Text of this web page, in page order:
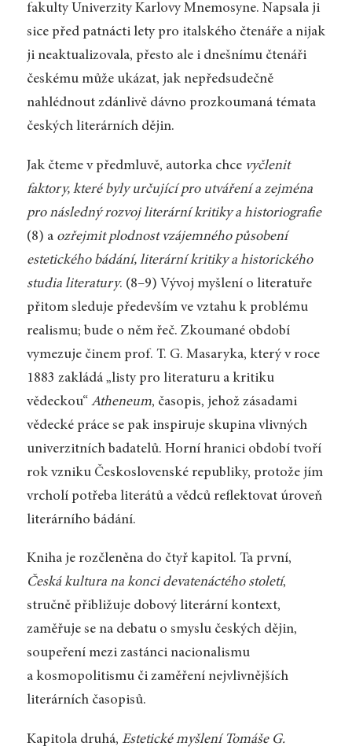
fakulty Univerzity Karlovy Mnemosyne. Napsala ji
sice před patnácti lety pro italského čtenáře a nijak
ji neaktualizovala, přesto ale i dnešnímu čtenáři
českému může ukázat, jak nepředsudečně
nahlédnout zdánlivě dávno prozkoumaná témata
českých literárních dějin.
Jak čteme v předmluvě, autorka chce vyčlenit
faktory, které byly určující pro utváření a zejména
pro následný rozvoj literární kritiky a historiografie
(8) a ozřejmit plodnost vzájemného působení
estetického bádání, literární kritiky a historického
studia literatury. (8–9) Vývoj myšlení o literatuře
přitom sleduje především ve vztahu k problému
realismu; bude o něm řeč. Zkoumané období
vymezuje činem prof. T. G. Masaryka, který v roce
1883 zakládá „listy pro literaturu a kritiku
vědeckou“ Atheneum, časopis, jehož zásadami
vědecké práce se pak inspiruje skupina vlivných
univerzitních badatelů. Horní hranici období tvoří
rok vzniku Československé republiky, protože jím
vrcholí potřeba literátů a vědců reflektovat úroveň
literárního bádání.
Kniha je rozčleněna do čtyř kapitol. Ta první,
Česká kultura na konci devatenáctého století,
stručně přibližuje dobový literární kontext,
zaměřuje se na debatu o smyslu českých dějin,
soupeření mezi zastánci nacionalismu
a kosmopolitismu či zaměření nejvlivnějších
literárních časopisů.
Kapitola druhá, Estetické myšlení Tomáše G.